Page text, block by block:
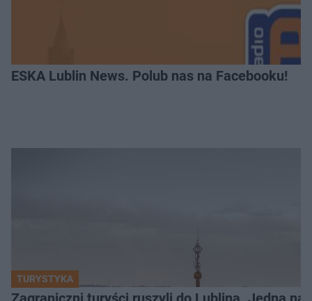
ESKA Lublin News. Polub nas na Facebooku!
TURYSTYKA